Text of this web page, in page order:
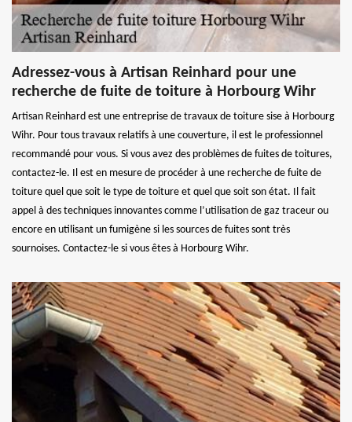
Adressez-vous à Artisan Reinhard pour une
recherche de fuite de toiture à Horbourg Wihr
Artisan Reinhard est une entreprise de travaux de toiture sise à Horbourg
Wihr. Pour tous travaux relatifs à une couverture, il est le professionnel
recommandé pour vous. Si vous avez des problèmes de fuites de toitures,
contactez-le. Il est en mesure de procéder à une recherche de fuite de
toiture quel que soit le type de toiture et quel que soit son état. Il fait
appel à des techniques innovantes comme l’utilisation de gaz traceur ou
encore en utilisant un fumigène si les sources de fuites sont très
sournoises. Contactez-le si vous êtes à Horbourg Wihr.